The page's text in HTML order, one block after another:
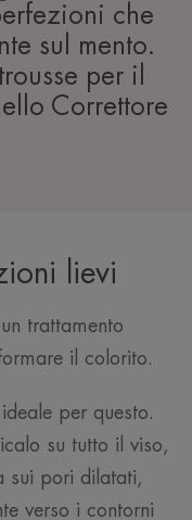
che
sul mento.
per il
Correttore
lievi
trattamento
il colorito.
per questo.
su tutto il viso,
sui pori dilatati,
verso i contorni